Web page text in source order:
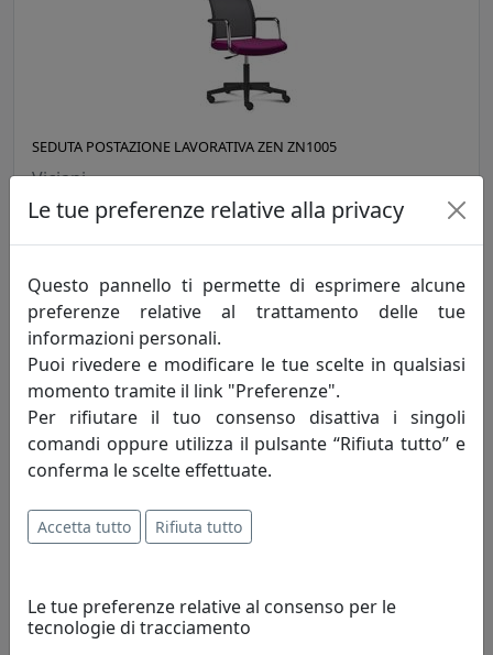
SEDUTA POSTAZIONE LAVORATIVA ZEN ZN1005
Viciani
422,00 €
SEDUTA POSTAZIONE LAVORATIVA WAVE WA003
478,00 €
Le tue preferenze relative alla privacy
Questo pannello ti permette di esprimere alcune
preferenze relative al trattamento delle tue
informazioni personali.
Puoi rivedere e modificare le tue scelte in qualsiasi
momento tramite il link "Preferenze".
Per rifiutare il tuo consenso disattiva i singoli
comandi oppure utilizza il pulsante “Rifiuta tutto” e
conferma le scelte effettuate.
Accetta tutto Rifiuta tutto
Le tue preferenze relative al consenso per le
tecnologie di tracciamento